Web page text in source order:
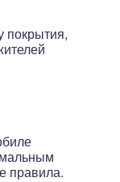
покрытия,
правила.